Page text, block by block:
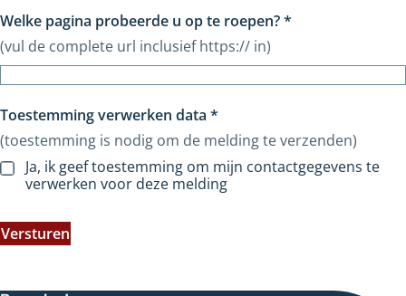
Welke pagina probeerde u op te roepen?*
(vul de complete url inclusief https:// in)
Toestemming verwerken data *
(toestemming is nodig om de melding te verzenden)
Ja, ik geef toestemming om mijn contactgegevens te
verwerken voor deze melding
Versturen